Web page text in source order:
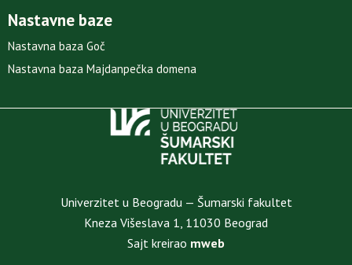
Nastavne baze
Nastavna baza Goč
Nastavna baza Majdanpečka domena
Univerzitet u Beogradu — Šumarski fakultet
Kneza Višeslava 1, 11030 Beograd
Sajt kreirao mweb